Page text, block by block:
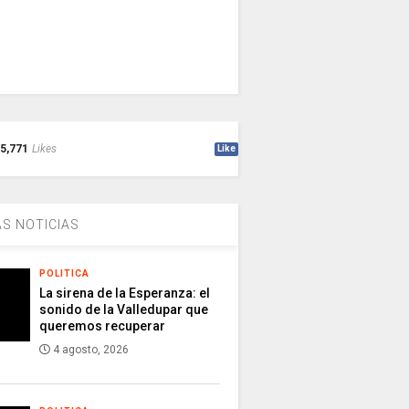
5,771 Likes Like
NOTICIAS
POLITICA
La sirena de la Esperanza: el
sonido de la Valledupar que
queremos recuperar
4 agosto, 2026